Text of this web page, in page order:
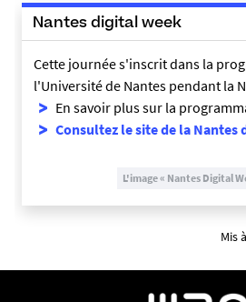
Nantes digital week
Cette journée s'inscrit dans la
l'Université de Nantes pendant la
En savoir plus sur la
Consultez le site de la Nantes
Mis